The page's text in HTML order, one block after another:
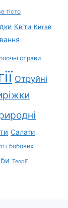
тісто
Квіти Китай
страви
Отруйні
Салати
і бобових
Теорії